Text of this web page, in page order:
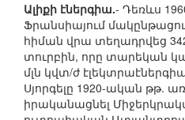
Ալիքի էներգիա.- Դեռևս
Ֆրանսիայում
հիման վրա տեղադրվեց
տուրբին, որը տարեկան
մլն կվտ/ժ
Սյորգելը 1920-ական թթ.
իրականացնել